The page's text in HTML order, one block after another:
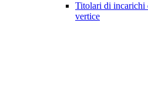
Titolari di incarichi
vertice